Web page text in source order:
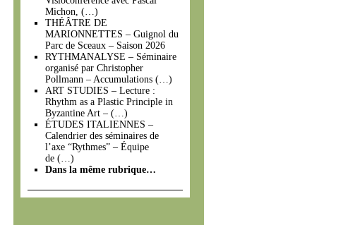
Michon, (…)
THÉÂTRE DE
MARIONNETTES – Guignol du
Parc de Sceaux – Saison 2026
RYTHMANALYSE – Séminaire
organisé par Christopher
Pollmann – Accumulations (…)
ART STUDIES – Lecture :
Rhythm as a Plastic Principle in
Byzantine Art – (…)
ÉTUDES ITALIENNES –
Calendrier des séminaires de
l’axe “Rythmes” – Équipe
de (…)
Dans la même rubrique…